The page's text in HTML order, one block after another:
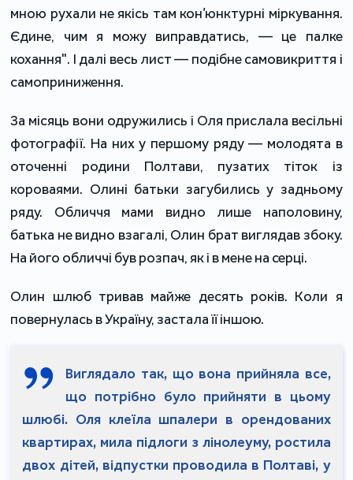
мною рухали не якісь там кон’юнктурні міркування.
Єдине, чим я можу виправдатись, — це палке
кохання". І далі весь лист — подібне самовикриття і
самоприниження.
За місяць вони одружились і Оля прислала весільні
фотографії. На них у першому ряду — молодята в
оточенні родини Полтави, пузатих тіток із
короваями. Олині батьки загубились у задньому
ряду. Обличчя мами видно лише наполовину,
батька не видно взагалі, Олин брат виглядав збоку.
На його обличчі був розпач, як і в мене на серці.
Олин шлюб тривав майже десять років. Коли я
повернулась в Україну, застала її іншою.
Виглядало так, що вона прийняла все,
що потрібно було прийняти в цьому
шлюбі. Оля клеїла шпалери в орендованих
квартирах, мила підлоги з лінолеуму, ростила
двох дітей, відпустки проводила в Полтаві, у